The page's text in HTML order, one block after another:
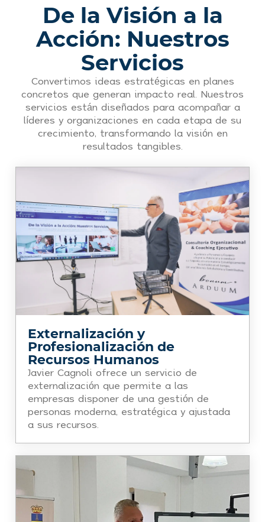
De la Visión a la
Acción: Nuestros
Servicios
Convertimos ideas estratégicas en planes
concretos que generan impacto real. Nuestros
servicios están diseñados para acompañar a
líderes y organizaciones en cada etapa de su
crecimiento, transformando la visión en
resultados tangibles.
Externalización y
Profesionalización de
Recursos Humanos
Javier Cagnoli ofrece un servicio de
externalización que permite a las
empresas disponer de una gestión de
personas moderna, estratégica y ajustada
a sus recursos.